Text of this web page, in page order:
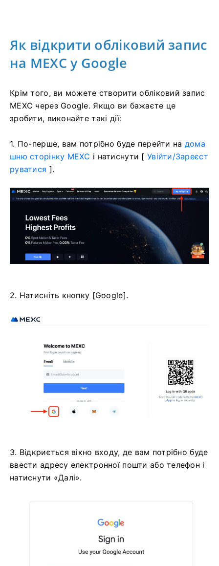
Як відкрити обліковий запис
на MEXC у Google
Крім того, ви можете створити обліковий запис
MEXC через Google. Якщо ви бажаєте це
зробити, виконайте такі дії:
1. По-перше, вам потрібно буде перейти на дома
шню сторінку MEXC і натиснути [ Увійти/Зареєст
руватися ].
2. Натисніть кнопку [Google].
3. Відкриється вікно входу, де вам потрібно буде
ввести адресу електронної пошти або телефон і
натиснути «Далі».